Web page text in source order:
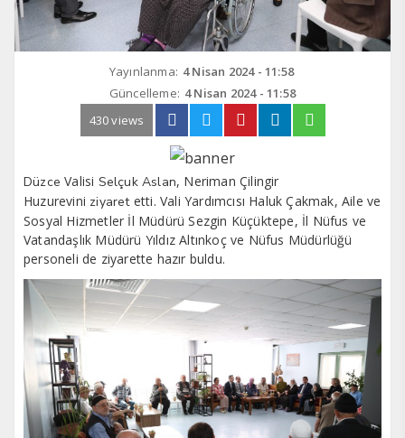
Yayınlanma: 4 Nisan 2024 - 11:58
Güncelleme: 4 Nisan 2024 - 11:58
430 views
Düzce Valisi Selçuk Aslan, Neriman Çilingir
Huzurevini ziyaretetti. Vali Yardımcısı Haluk Çakmak, Aile ve
Sosyal Hizmetler İl Müdürü Sezgin Küçüktepe, İl Nüfus ve
Vatandaşlık Müdürü Yıldız Altınkoç ve Nüfus Müdürlüğü
personeli de ziyarette hazır buldu.